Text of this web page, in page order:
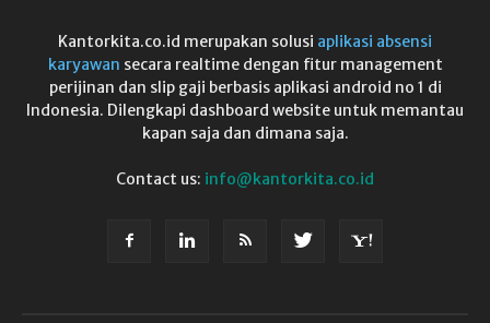
Kantorkita.co.id merupakan solusi aplikasi absensi
karyawan secara realtime dengan fitur management
perijinan dan slip gaji berbasis aplikasi android no 1 di
Indonesia. Dilengkapi dashboard website untuk memantau
kapan saja dan dimana saja.
Contact us: info@kantorkita.co.id